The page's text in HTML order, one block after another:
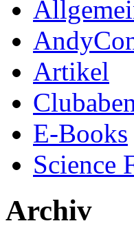
Artikel
E-Books
Science
Archiv